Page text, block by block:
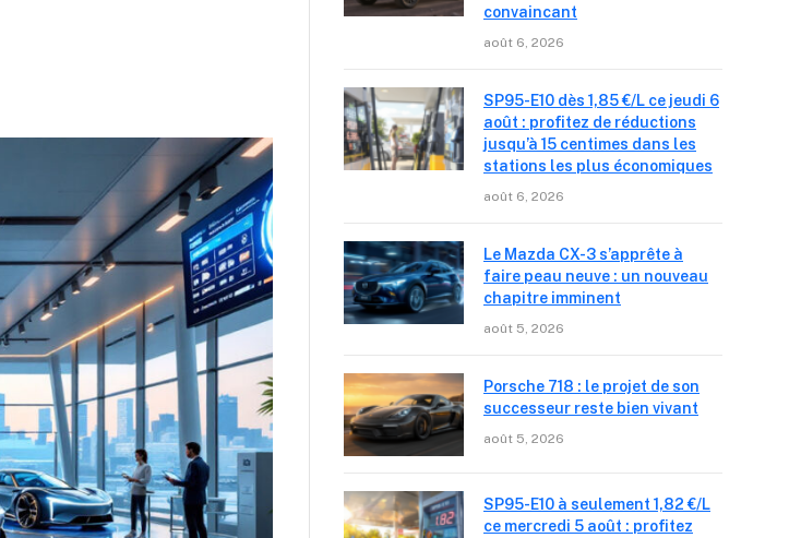
convaincant
août 6, 2026
SP95-E10 dès 1,85 €/L ce jeudi 6
août : profitez de réductions
jusqu’à 15 centimes dans les
stations les plus économiques
août 6, 2026
Le Mazda CX-3 s’apprête à
faire peau neuve : un nouveau
chapitre imminent
août 5, 2026
Porsche 718 : le projet de son
successeur reste bien vivant
août 5, 2026
SP95-E10 à seulement 1,82 €/L
ce mercredi 5 août : profitez